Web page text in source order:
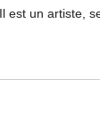
un artiste,